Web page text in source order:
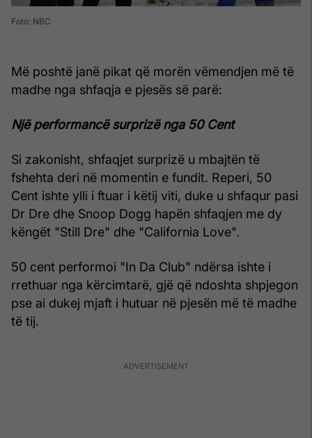
Foto: NBC
Më poshtë janë pikat që morën vëmendjen më të
madhe nga shfaqja e pjesës së parë:
Një performancë surprizë nga 50 Cent
Si zakonisht, shfaqjet surprizë u mbajtën të
fshehta deri në momentin e fundit. Reperi, 50
Cent ishte ylli i ftuar i këtij viti, duke u shfaqur pasi
Dr Dre dhe Snoop Dogg hapën shfaqjen me dy
këngët "Still Dre" dhe "California Love".
50 cent performoi "In Da Club" ndërsa ishte i
rrethuar nga kërcimtarë, gjë që ndoshta shpjegon
pse ai dukej mjaft i hutuar në pjesën më të madhe
të tij.